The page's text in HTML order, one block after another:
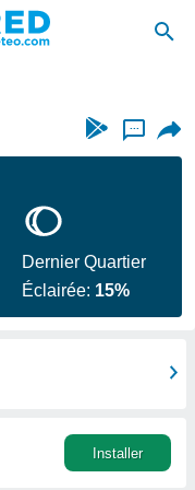
...
Dernier Quartier
Éclairée: 15%
Installer